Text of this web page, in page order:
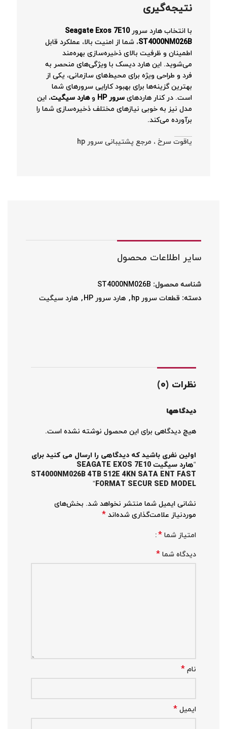
نتیجه‌گیری
با انتخاب هارد سرورSeagate Exos 7E10
ST4000NM026B، شما از امنیت بالا، عملکرد قابل
اطمینان و ظرفیت بالای ذخیره‌سازی بهره‌مند
می‌شوید. این هارد دیسک با ویژگی‌های منحصر به
فرد و طراحی ویژه برای محیط‌های سازمانی، یکی از
بهترین گزینه‌ها برای بهبود کارایی سرورهای شما
است. در کنار هاردهای سرور HP وهارد سیگیت، این
مدل نیز به خوبی نیازهای مختلف ذخیره‌سازی شما را
برآورده می‌کند.
یاقوت سرخ ، مرجع پشتیبانی سرور hp
سایر اطلاعات محصول
شناسه محصول: ST4000NM026B
دسته: قطعات سرور hp , هارد سرور HP , هارد سیگیت
نظرات (0)
دیدگاهها
هیچ دیدگاهی برای این محصول نوشته نشده است.
اولین نفری باشید که دیدگاهی را ارسال می کنید برای
“هارد سیگیت SEAGATE EXOS 7E10
ST4000NM026B 4TB 512E 4KN SATA ENT FAST
FORMAT SECUR SED MODEL”
نشانی ایمیل شما منتشر نخواهد شد. بخش‌های
موردنیاز علامت‌گذاری شده‌اند *
امتیاز شما *
دیدگاه شما *
نام *
ایمیل *